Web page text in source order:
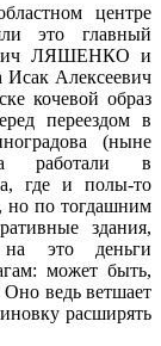
центре
это главный
ЛЯШЕНКО и
Исак Алексеевич
кочевой образ
переездом в
(ныне
работали в
где и полы-то
по тогдашним
здания,
на это деньги
может быть,
Оно ведь ветшает
расширять